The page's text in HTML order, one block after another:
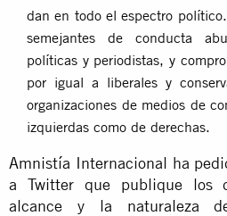
dan en todo el espectro
semejantes de conducta
políticas y periodistas, y
por igual a liberales y
organizaciones de medios de
izquierdas como de derechas.
Amnistía Internacional ha
a Twitter que publique los
alcance y la naturaleza